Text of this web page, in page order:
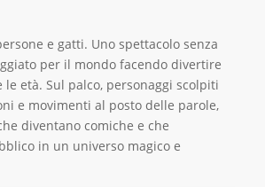
e gatti. Uno spettacolo senza
per il mondo facendo divertire
età. Sul palco, personaggi scolpiti
e movimenti al posto delle parole,
diventano comiche e che
in un universo magico e